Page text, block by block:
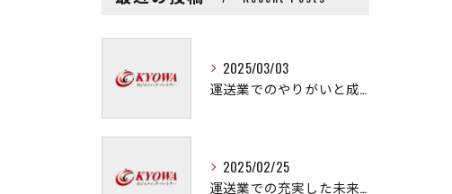
2025/03/03
運送業でのやりがいと成長の秘訣
2025/02/25
運送業での充実した未来を拓く方法